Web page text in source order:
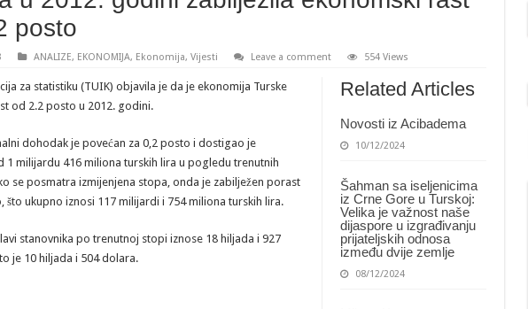
posto
ANALIZE, EKONOMIJA, Ekonomija, Vijesti Leave a comment 554 Views
Related Articles
Novosti iz Acibadema
10/12/2024
Šahman sa iseljenicima
iz Crne Gore u Turskoj:
Velika je važnost naše
dijaspore u izgrađivanju
prijateljskih odnosa
između dvije zemlje
08/12/2024
za statistiku (TUIK) objavila je da je ekonomija Turske
od 2.2 posto u 2012. godini.
dohodak je povećan za 0,2 posto i dostigao je
1 milijardu 416 miliona turskih lira u pogledu trenutnih
se posmatra izmijenjena stopa, onda je zabilježen porast
što ukupno iznosi 117 milijardi i 754 miliona turskih lira.
stanovnika po trenutnoj stopi iznose 18 hiljada i 927
je 10 hiljada i 504 dolara.